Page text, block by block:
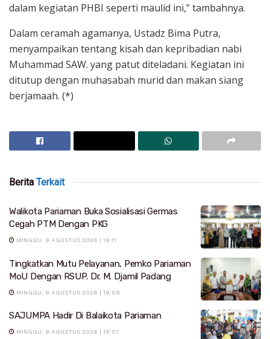
dalam kegiatan PHBI seperti maulid ini,” tambahnya.
Dalam ceramah agamanya, Ustadz Bima Putra,
menyampaikan tentang kisah dan kepribadian nabi
Muhammad SAW. yang patut diteladani. Kegiatan ini
ditutup dengan muhasabah murid dan makan siang
berjamaah. (*)
Berita Terkait
Walikota Pariaman Buka Sosialisasi Germas
Cegah PTM Dengan PKG
MINGGU, 9 AGUSTUS 2026 | 19:11
Tingkatkan Mutu Pelayanan, Pemko Pariaman
MoU Dengan RSUP. Dr. M. Djamil Padang
MINGGU, 9 AGUSTUS 2026 | 19:09
SAJUMPA Hadir Di Balaikota Pariaman
MINGGU, 9 AGUSTUS 2026 | 19:07